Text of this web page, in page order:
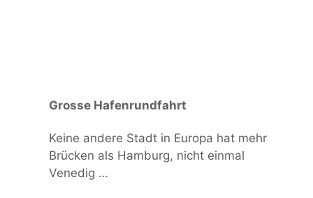
Grosse Hafenrundfahrt
Keine andere Stadt in Europa hat mehr
Brücken als Hamburg, nicht einmal
Venedig …